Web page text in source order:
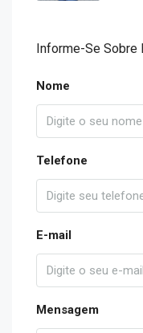
Informe-Se Sobre
Nome
Telefone
E-mail
Mensagem